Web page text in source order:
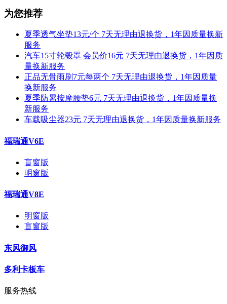
为您推荐
夏季透气坐垫13元/个 7天无理由退换货，1年因质量换新
服务
汽车15寸轮毂罩 会员价16元 7天无理由退换货，1年因质
量换新服务
正品无骨雨刷7元每两个 7天无理由退换货，1年因质量
换新服务
夏季防累按摩腰垫6元 7天无理由退换货，1年因质量换
新服务
车载吸尘器23元 7天无理由退换货，1年因质量换新服务
福瑞通V6E
盲窗版
明窗版
福瑞通V8E
明窗版
盲窗版
东风御风
多利卡板车
服务热线